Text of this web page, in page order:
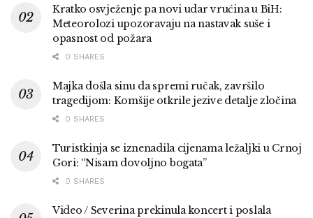
Kratko osvježenje pa novi udar vrućina u BiH:
Meteorolozi upozoravaju na nastavak suše i
opasnost od požara
0 SHARES
Majka došla sinu da spremi ručak, završilo
tragedijom: Komšije otkrile jezive detalje zločina
0 SHARES
Turistkinja se iznenadila cijenama ležaljki u Crnoj
Gori: “Nisam dovoljno bogata”
0 SHARES
Video / Severina prekinula koncert i poslala